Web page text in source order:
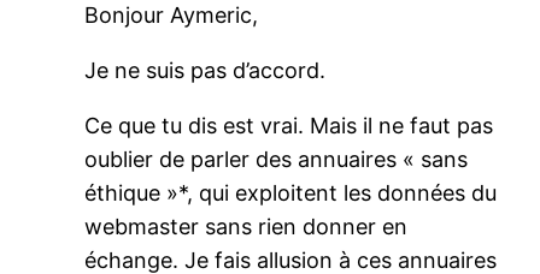
Bonjour Aymeric,
Je ne suis pas d’accord.
Ce que tu dis est vrai. Mais il ne faut pas
oublier de parler des annuaires « sans
éthique »*, qui exploitent les données du
webmaster sans rien donner en
échange. Je fais allusion à ces annuaires